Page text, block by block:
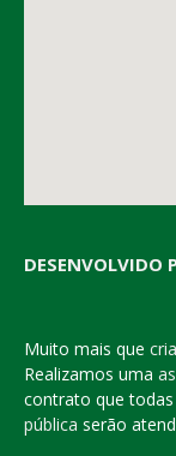
DESENVOLVIDO
Muito mais que
Realizamos uma
contrato que todas
pública serão